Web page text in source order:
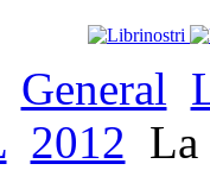
General
2012 La